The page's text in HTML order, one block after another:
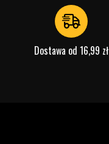
Dostawa od 16,99 zł